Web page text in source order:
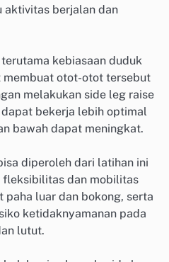
aktivitas berjalan dan
kebiasaan duduk
otot-otot tersebut
melakukan side leg raise
bekerja lebih optimal
bawah dapat meningkat.
diperoleh dari latihan ini
fleksibilitas dan mobilitas
luar dan bokong, serta
ketidaknyamanan pada
lutut.